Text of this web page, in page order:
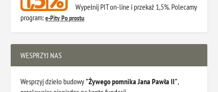
Wypełnij PIT on-line i przekaż 1,5%. Polecamy
program:e-Pity Po prostu
WESPRZYJ NAS
Wesprzyj dzieło budowy "Żywego pomnika Jana Pawła II",